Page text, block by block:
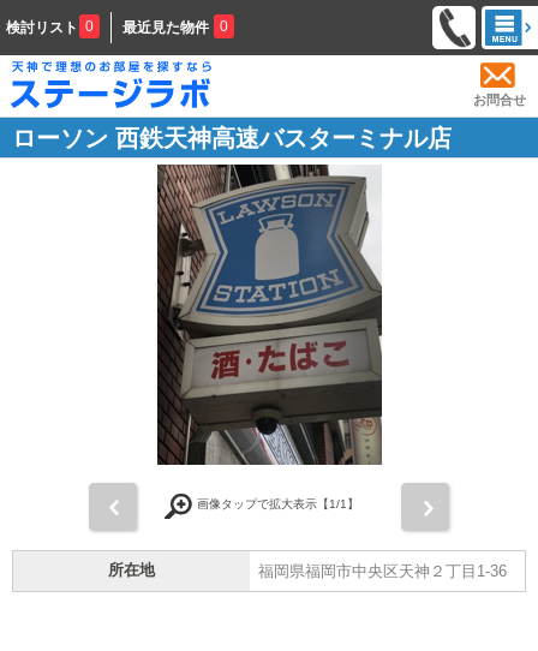
検討リスト 0 最近見た物件 0
お問合せ
ローソン 西鉄天神高速バスターミナル店
画像タップで拡大表示【1/1】
所在地 福岡県福岡市中央区天神２丁目1-36